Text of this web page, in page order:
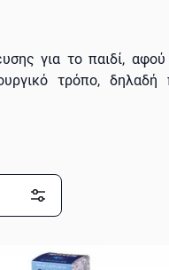
για το παιδί,
τρόπο, δηλαδή